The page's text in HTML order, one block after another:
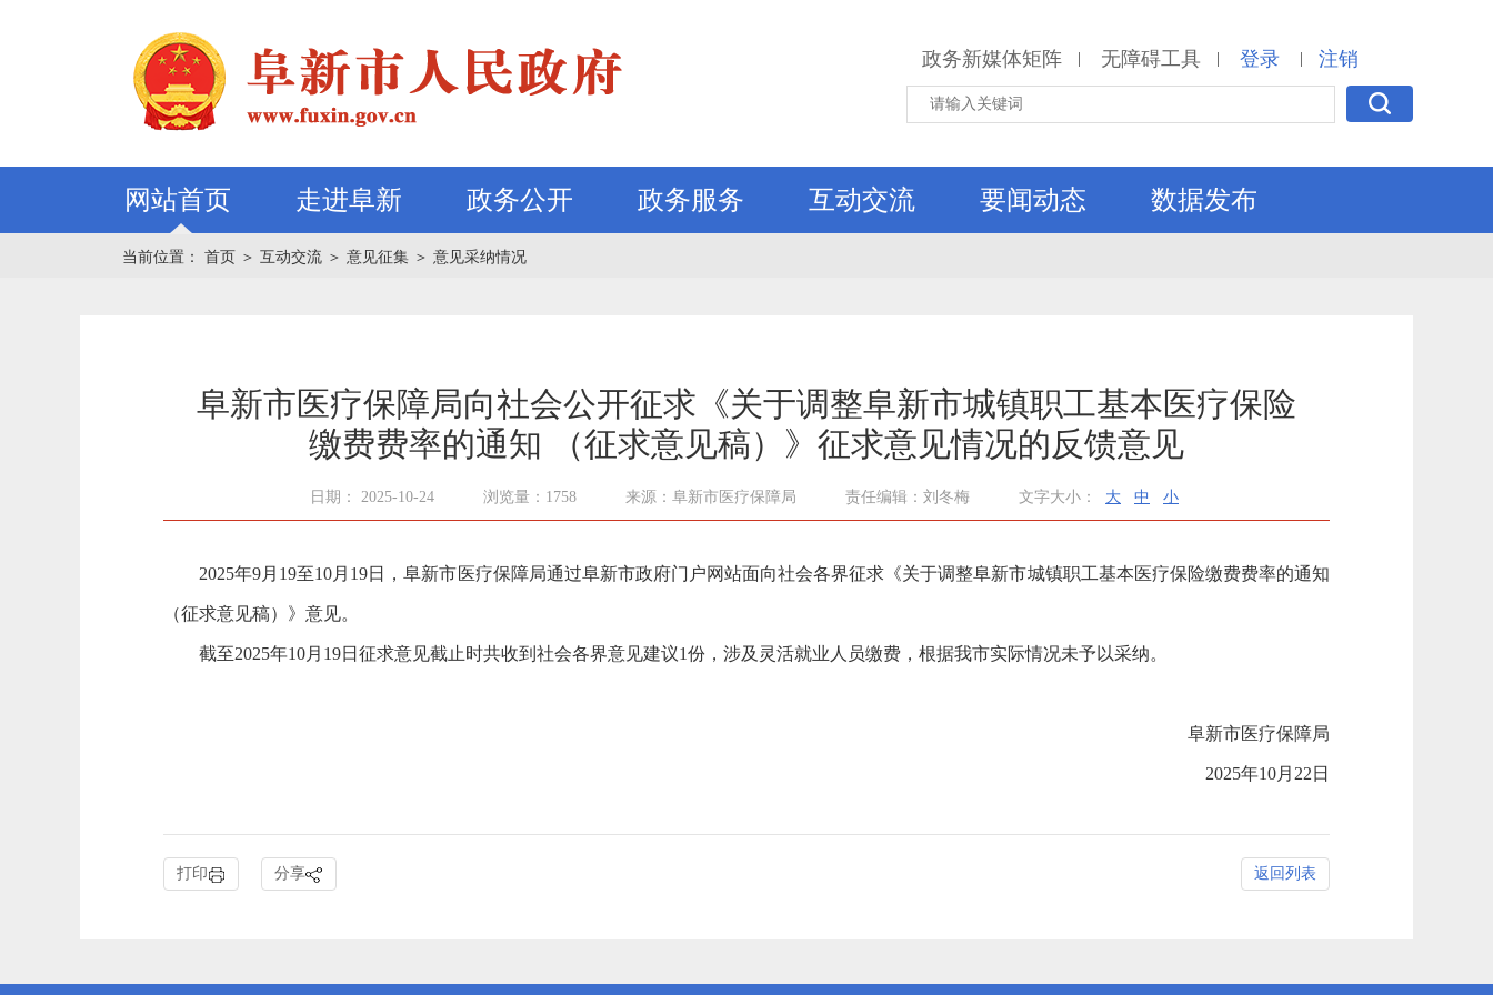
政务新媒体矩阵 | 无障碍工具 | 登录 | 注销
网站首页 走进阜新 政务公开 政务服务 互动交流 要闻动态 数据发布
当前位置： 首页 ＞ 互动交流 ＞ 意见征集 ＞ 意见采纳情况
阜新市医疗保障局向社会公开征求《关于调整阜新市城镇职工基本医疗保险
缴费费率的通知 （征求意见稿）》征求意见情况的反馈意见
日期： 2025-10-24 浏览量：1758 来源：阜新市医疗保障局 责任编辑：刘冬梅 文字大小： 大 中 小
2025年9月19至10月19日，阜新市医疗保障局通过阜新市政府门户网站面向社会各界征求《关于调整阜新市城镇职工基本医疗保险缴费费率的通知
（征求意见稿）》意见。
截至2025年10月19日征求意见截止时共收到社会各界意见建议1份，涉及灵活就业人员缴费，根据我市实际情况未予以采纳。
阜新市医疗保障局
2025年10月 22 日
打印 分享 返回列表